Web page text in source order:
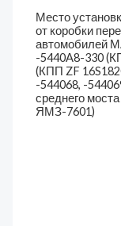
Место
от коробки
автомобилей
-5440А8-330
(КПП ZF
-544068, -
среднего
ЯМЗ-7601)